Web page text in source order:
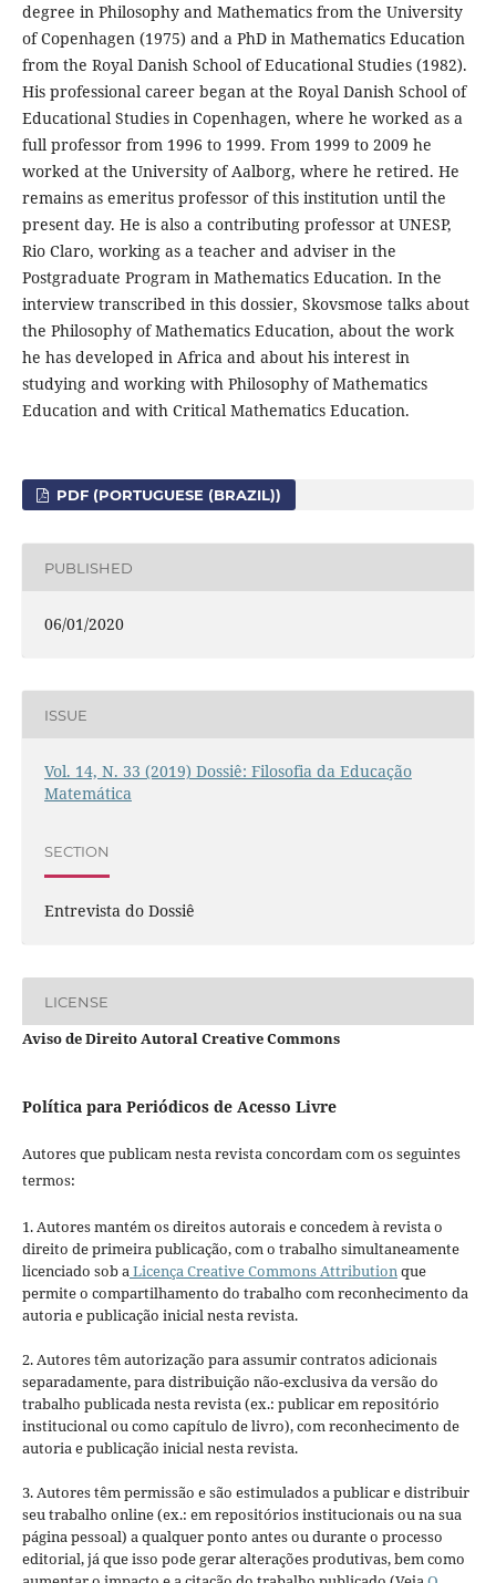
degree in Philosophy and Mathematics from the University
of Copenhagen (1975) and a PhD in Mathematics Education
from the Royal Danish School of Educational Studies (1982).
His professional career began at the Royal Danish School of
Educational Studies in Copenhagen, where he worked as a
full professor from 1996 to 1999. From 1999 to 2009 he
worked at the University of Aalborg, where he retired. He
remains as emeritus professor of this institution until the
present day. He is also a contributing professor at UNESP,
Rio Claro, working as a teacher and adviser in the
Postgraduate Program in Mathematics Education. In the
interview transcribed in this dossier, Skovsmose talks about
the Philosophy of Mathematics Education, about the work
he has developed in Africa and about his interest in
studying and working with Philosophy of Mathematics
Education and with Critical Mathematics Education.
PDF (PORTUGUESE (BRAZIL))
PUBLISHED
06/01/2020
ISSUE
Vol. 14, N. 33 (2019) Dossiê: Filosofia da Educação
Matemática
SECTION
Entrevista do Dossiê
LICENSE
Aviso de Direito Autoral Creative Commons
Política para Periódicos de Acesso Livre
Autores que publicam nesta revista concordam com os seguintes
termos:
1. Autores mantém os direitos autorais e concedem à revista o
direito de primeira publicação, com o trabalho simultaneamente
licenciado sob aLicença Creative Commons Attributionque
permite o compartilhamento do trabalho com reconhecimento da
autoria e publicação inicial nesta revista.
2. Autores têm autorização para assumir contratos adicionais
separadamente, para distribuição não-exclusiva da versão do
trabalho publicada nesta revista (ex.: publicar em repositório
institucional ou como capítulo de livro), com reconhecimento de
autoria e publicação inicial nesta revista.
3. Autores têm permissão e são estimulados a publicar e distribuir
seu trabalho online (ex.: em repositórios institucionais ou na sua
página pessoal) a qualquer ponto antes ou durante o processo
editorial, já que isso pode gerar alterações produtivas, bem como